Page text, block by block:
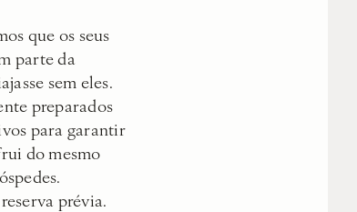
que os seus
parte da
sem eles.
preparados
para garantir
do mesmo
prévia.